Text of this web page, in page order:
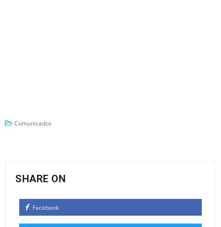
Comunicados
SHARE ON
Facebook